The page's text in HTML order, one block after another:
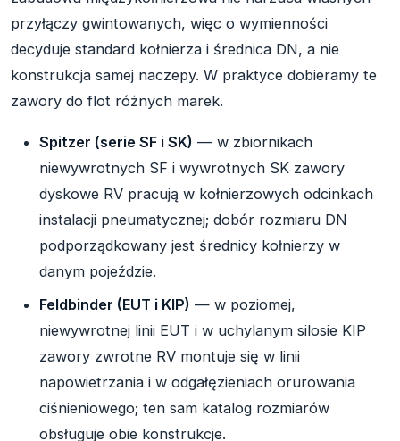
przyłączy gwintowanych, więc o wymienności
decyduje standard kołnierza i średnica DN, a nie
konstrukcja samej naczepy. W praktyce dobieramy te
zawory do flot różnych marek.
Spitzer (serie SF i SK) — w zbiornikach
niewywrotnych SF i wywrotnych SK zawory
dyskowe RV pracują w kołnierzowych odcinkach
instalacji pneumatycznej; dobór rozmiaru DN
podporządkowany jest średnicy kołnierzy w
danym pojeździe.
Feldbinder (EUT i KIP) — w poziomej,
niewywrotnej linii EUT i w uchylanym silosie KIP
zawory zwrotne RV montuje się w linii
napowietrzania i w odgałęzieniach orurowania
ciśnieniowego; ten sam katalog rozmiarów
obsługuje obie konstrukcje.